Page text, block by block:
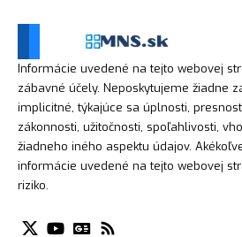
Informácie uvedené na tejto webovej
zábavné účely. Neposkytujeme žiadne
implicitné, týkajúce sa úplnosti,
zákonnosti, užitočnosti, spoľahlivosti,
žiadneho iného aspektu údajov.
informácie uvedené na tejto webovej
riziko.